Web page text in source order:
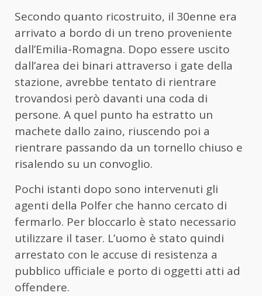
Secondo quanto ricostruito, il 30enne era
arrivato a bordo di un treno proveniente
dall’Emilia-Romagna. Dopo essere uscito
dall’area dei binari attraverso i gate della
stazione, avrebbe tentato di rientrare
trovandosi però davanti una coda di
persone. A quel punto ha estratto un
machete dallo zaino, riuscendo poi a
rientrare passando da un tornello chiuso e
risalendo su un convoglio.
Pochi istanti dopo sono intervenuti gli
agenti della Polfer che hanno cercato di
fermarlo. Per bloccarlo è stato necessario
utilizzare il taser. L’uomo è stato quindi
arrestato con le accuse di resistenza a
pubblico ufficiale e porto di oggetti atti ad
offendere.